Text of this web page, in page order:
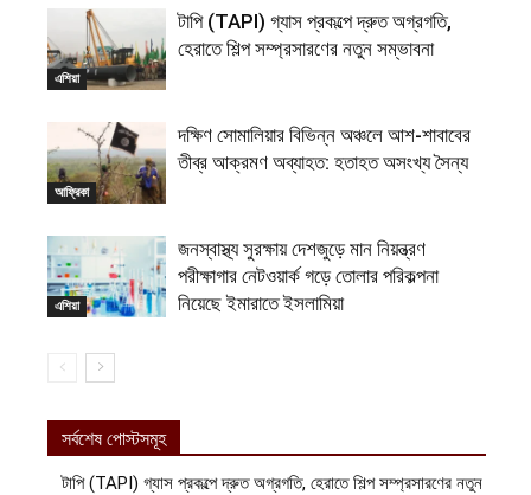
এশিয়া
টাপি (TAPI) গ্যাস প্রকল্পে দ্রুত অগ্রগতি,
হেরাতে শিল্প সম্প্রসারণের নতুন সম্ভাবনা
আফ্রিকা
দক্ষিণ সোমালিয়ার বিভিন্ন অঞ্চলে আশ-শাবাবের
তীব্র আক্রমণ অব্যাহত: হতাহত অসংখ্য সৈন্য
এশিয়া
জনস্বাস্থ্য সুরক্ষায় দেশজুড়ে মান নিয়ন্ত্রণ
পরীক্ষাগার নেটওয়ার্ক গড়ে তোলার পরিকল্পনা
নিয়েছে ইমারাতে ইসলামিয়া
সর্বশেষ পোস্টসমূহ
টাপি (TAPI) গ্যাস প্রকল্পে দ্রুত অগ্রগতি, হেরাতে শিল্প সম্প্রসারণের নতুন